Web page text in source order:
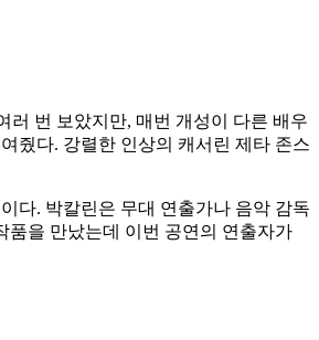
러 번 보았지만, 매번 개성이 다른 배우
줬다. 강렬한 인상의 캐서린 제타 존스
다. 박칼린은 무대 연출가나 음악 감독
품을 만났는데 이번 공연의 연출자가